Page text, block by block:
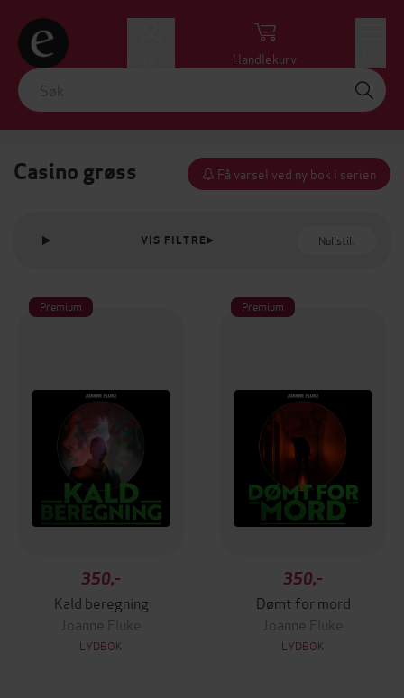
Handlekurv
Casino grøss Få varsel ved ny bok i serien
VIS FILTRE Nullstill
Premium
350,-
Kald beregning
Joanne Fluke
LYDBOK
Premium
350,-
Dømt for mord
Joanne Fluke
LYDBOK